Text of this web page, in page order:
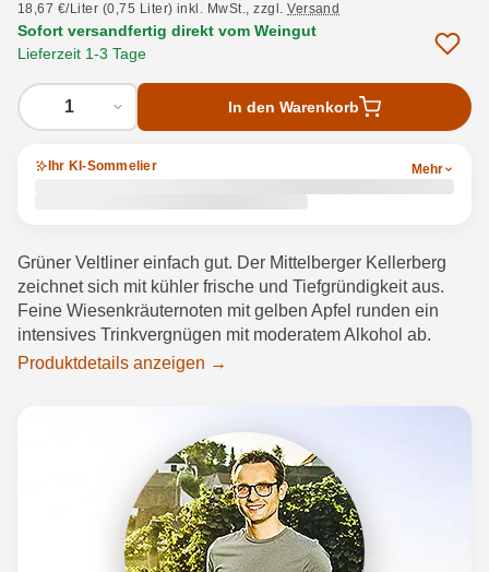
18,67 €/Liter (0,75 Liter) inkl. MwSt.,zzgl.Versand
Sofort versandfertig direkt vom Weingut
Lieferzeit 1-3 Tage
1 In den Warenkorb
Ihr KI-Sommelier Mehr
Grüner Veltliner einfach gut. Der Mittelberger Kellerberg
zeichnet sich mit kühler frische und Tiefgründigkeit aus.
Feine Wiesenkräuternoten mit gelben Apfel runden ein
intensives Trinkvergnügen mit moderatem Alkohol ab.
Produktdetails anzeigen →